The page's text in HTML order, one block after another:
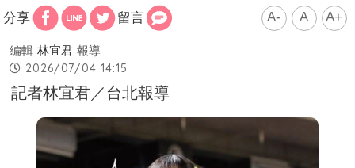
分享 留言 A- A A+
編輯 林宜君 報導
2026/07/04 14:15
記者林宜君／台北報導